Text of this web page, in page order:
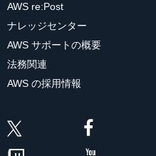
AWS re:Post
ナレッジセンター
AWS サポートの概要
法務関連
AWS の採用情報